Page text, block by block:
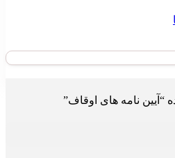
نامه های اوقاف”